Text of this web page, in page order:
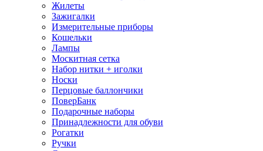
Жилеты
Зажигалки
Измерительные приборы
Кошельки
Лампы
Москитная сетка
Набор нитки + иголки
Носки
Перцовые баллончики
ПоверБанк
Подарочные наборы
Принадлежности для обуви
Рогатки
Ручки